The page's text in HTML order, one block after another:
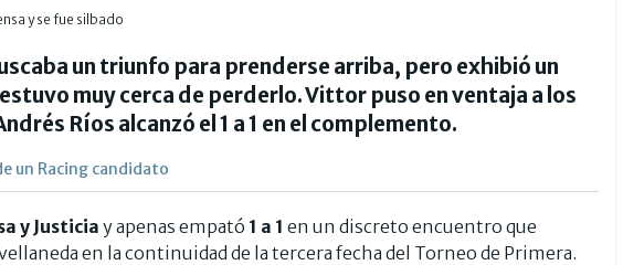
un triunfo para prenderse arriba, pero exhibió un
muy cerca de perderlo. Vittor puso en ventaja a los
Ríos alcanzó el 1 a 1 en el complemento.
un Racing candidato
y Justiciay apenas empató 1 a 1 en un discreto encuentro que
en la continuidad de la tercera fecha del Torneo de Primera.